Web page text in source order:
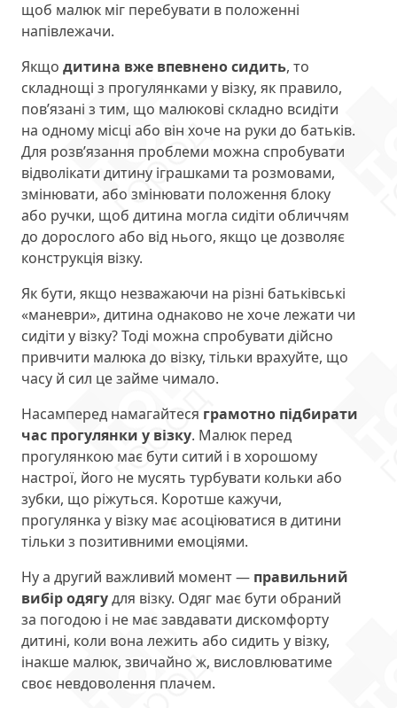
щоб малюк міг перебувати в положенні
напівлежачи.
Якщо дитина вже впевнено сидить, то
складнощі з прогулянками у візку, як правило,
пов’язані з тим, що малюкові складно всидіти
на одному місці або він хоче на руки до батьків.
Для розв’язання проблеми можна спробувати
відволікати дитину іграшками та розмовами,
змінювати, або змінювати положення блоку
або ручки, щоб дитина могла сидіти обличчям
до дорослого або від нього, якщо це дозволяє
конструкція візку.
Як бути, якщо незважаючи на різні батьківські
«маневри», дитина однаково не хоче лежати чи
сидіти у візку? Тоді можна спробувати дійсно
привчити малюка до візку, тільки врахуйте, що
часу й сил це займе чимало.
Насамперед намагайтеся грамотно підбирати
час прогулянки у візку. Малюк перед
прогулянкою має бути ситий і в хорошому
настрої, його не мусять турбувати кольки або
зубки, що ріжуться. Коротше кажучи,
прогулянка у візку має асоціюватися в дитини
тільки з позитивними емоціями.
Ну а другий важливий момент — правильний
вибір одягудля візку. Одяг має бути обраний
за погодою і не має завдавати дискомфорту
дитині, коли вона лежить або сидить у візку,
інакше малюк, звичайно ж, висловлюватиме
своє невдоволення плачем.